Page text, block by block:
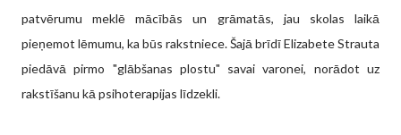
patvērumu meklē mācībās un grāmatās, jau skolas laikā
pieņemot lēmumu, ka būs rakstniece. Šajā brīdī Elizabete Strauta
piedāvā pirmo "glābšanas plostu" savai varonei, norādot uz
rakstīšanu kā psihoterapijas līdzekli.